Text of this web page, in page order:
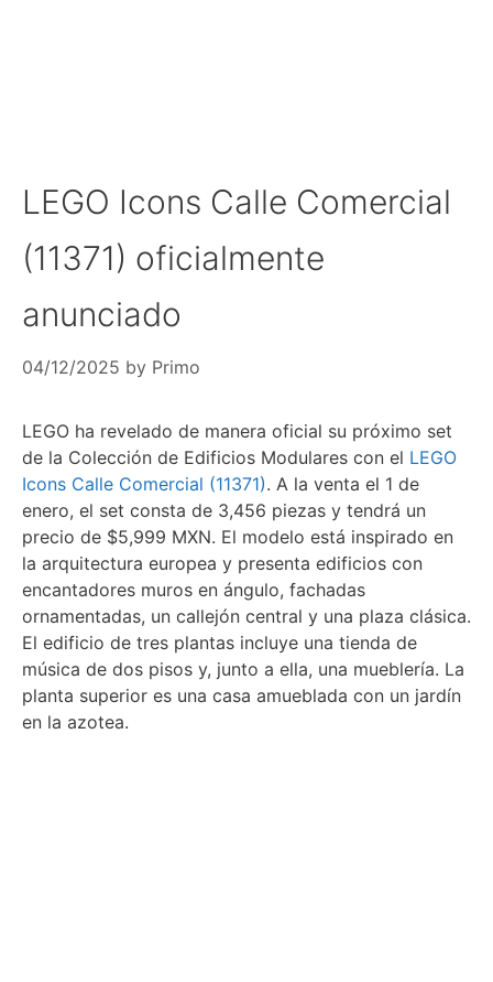
LEGO Icons Calle Comercial
(11371) oficialmente
anunciado
04/12/2025 by Primo
LEGO ha revelado de manera oficial su próximo set
de la Colección de Edificios Modulares con el LEGO
Icons Calle Comercial (11371). A la venta el 1 de
enero, el set consta de 3,456 piezas y tendrá un
precio de $5,999 MXN. El modelo está inspirado en
la arquitectura europea y presenta edificios con
encantadores muros en ángulo, fachadas
ornamentadas, un callejón central y una plaza clásica.
El edificio de tres plantas incluye una tienda de
música de dos pisos y, junto a ella, una mueblería. La
planta superior es una casa amueblada con un jardín
en la azotea.